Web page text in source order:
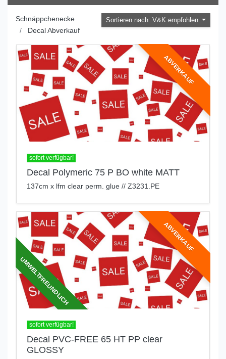
Schnäppchenecke
Decal Abverkauf
Sortieren nach: V&K empfohlen
ABVERKAUF
sofort verfügbar!
Decal Polymeric 75 P BO white MATT
137cm x lfm clear perm. glue // Z3231.PE
ABVERKAUF
UMWELTFREUNDLICH
sofort verfügbar!
Decal PVC-FREE 65 HT PP clear
GLOSSY